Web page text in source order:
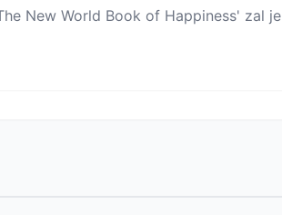
New World Book of Happiness' zal je